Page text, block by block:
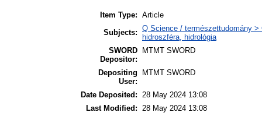
Item Type: Article
Subjects: Q Science / természettudomány
hidroszféra, hidrológia
SWORD
Depositor:
MTMT SWORD
Depositing
User:
MTMT SWORD
Date Deposited:
28 May 2024 13:08
Last Modified:
28 May 2024 13:08